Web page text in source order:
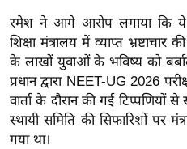
मि
सा
ल
श
ख्सि
य
रमेश ने आगे आरोप लगाया कि ये
शिक्षा मंत्रालय में व्याप्त
के लाखों युवाओं के भविष्य को
प्रधान द्वारा NEET-UG 2026
वार्ता के दौरान की गई टिप्पणियों
स्थायी समिति की सिफारिशों पर
गया था।